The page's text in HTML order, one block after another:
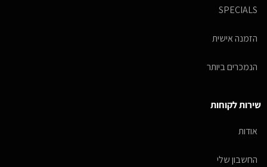
SPECIALS
הזמנה אישית
הנמכרים ביותר
שירות לקוחות
אודות
החשבון שלי